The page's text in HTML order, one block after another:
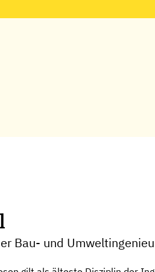
Bau- und